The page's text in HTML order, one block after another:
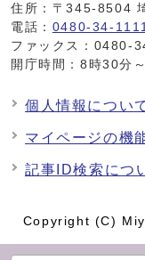
住所：〒345-8504
電話： 0480-34-1111
ファックス：0480-
開庁時間：8時30分
個人情報につい
マイページの機
記事ID検索につ
Copyright (C)